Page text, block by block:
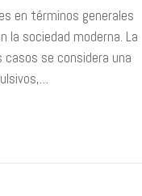
en términos generales
la sociedad moderna. La
se considera una